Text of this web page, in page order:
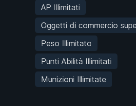
AP Illimitati
Oggetti di commercio
Peso Illimitato
Punti Abilità Illimitati
Munizioni Illimitate